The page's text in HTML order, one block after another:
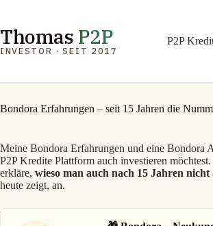
springen
Thomas P2P
INVESTOR · SEIT 2017
P2P
Bondora Erfahrungen – seit 15 Jahren die
Meine Bondora Erfahrungen und eine Bondora
P2P Kredite Plattform auch investieren
erkläre, wieso man auch nach 15 Jahren
heute zeigt, an.